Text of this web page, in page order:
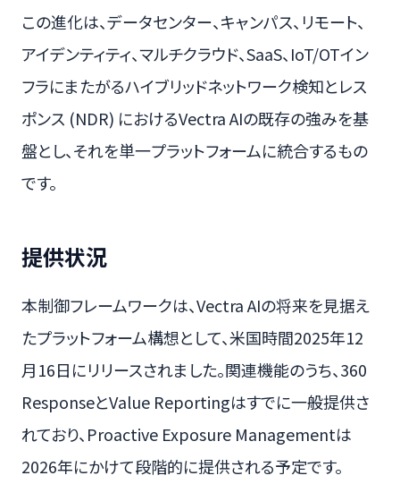
この進化は、データセンター、キャンパス、リモート、
アイデンティティ、マルチクラウド、SaaS、IoT/OTイン
フラにまたがるハイブリッドネットワーク検知とレス
ポンス (NDR) におけるVectra AIの既存の強みを基
盤とし、それを単一プラットフォームに統合するもの
です。
提供状況
本制御フレームワークは、Vectra AIの将来を見据え
たプラットフォーム構想として、米国時間2025年12
月16日にリリースされました。関連機能のうち、360
ResponseとValue Reportingはすでに一般提供さ
れており、Proactive Exposure Managementは
2026年にかけて段階的に提供される予定です。